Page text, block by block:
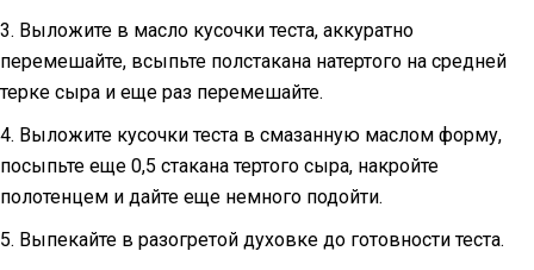
3. Выложите в масло кусочки теста, аккуратно
перемешайте, всыпьте полстакана натертого на средней
терке сыра и еще раз перемешайте.
4. Выложите кусочки теста в смазанную маслом форму,
посыпьте еще 0,5 стакана тертого сыра, накройте
полотенцем и дайте еще немного подойти.
5. Выпекайте в разогретой духовке до готовности теста.